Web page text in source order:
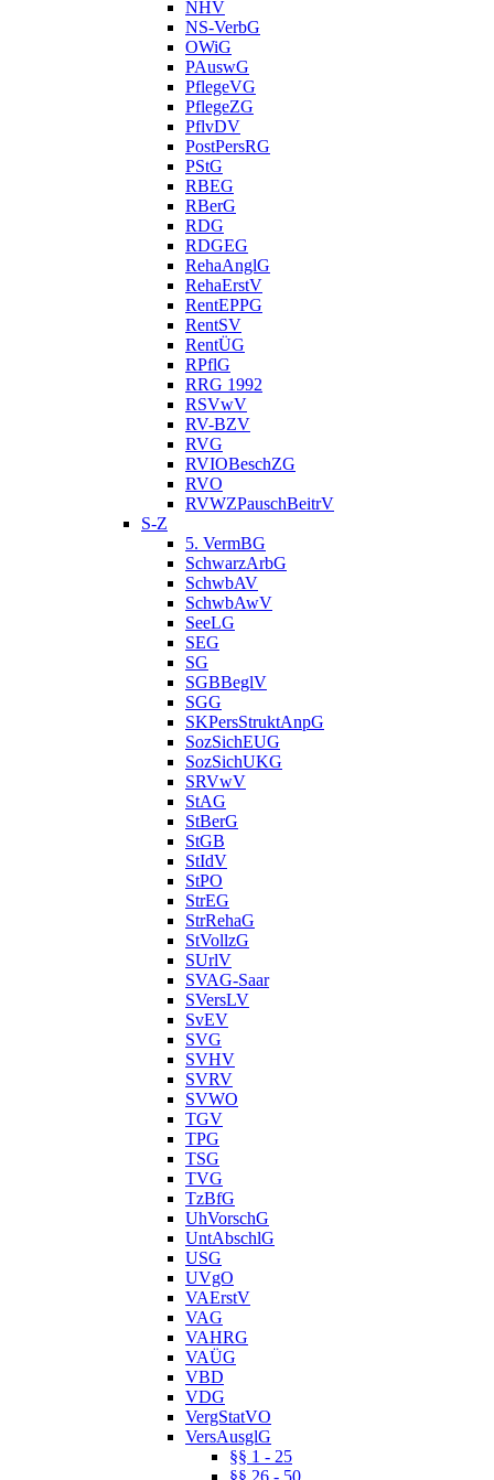
NHV
NS-VerbG
OWiG
PAuswG
PflegeVG
PflegeZG
PflvDV
PostPersRG
PStG
RBEG
RBerG
RDG
RDGEG
RehaAnglG
RehaErstV
RentEPPG
RentSV
RentÜG
RPflG
RRG 1992
RSVwV
RV-BZV
RVG
RVIOBeschZG
RVO
RVWZPauschBeitrV
S-Z
5. VermBG
SchwarzArbG
SchwbAV
SchwbAwV
SeeLG
SEG
SG
SGBBeglV
SGG
SKPersStruktAnpG
SozSichEUG
SozSichUKG
SRVwV
StAG
StBerG
StGB
StIdV
StPO
StrEG
StrRehaG
StVollzG
SUrlV
SVAG-Saar
SVersLV
SvEV
SVG
SVHV
SVRV
SVWO
TGV
TPG
TSG
TVG
TzBfG
UhVorschG
UntAbschlG
USG
UVgO
VAErstV
VAG
VAHRG
VAÜG
VBD
VDG
VergStatVO
VersAusglG
§§ 1 - 25
§§ 26 - 50